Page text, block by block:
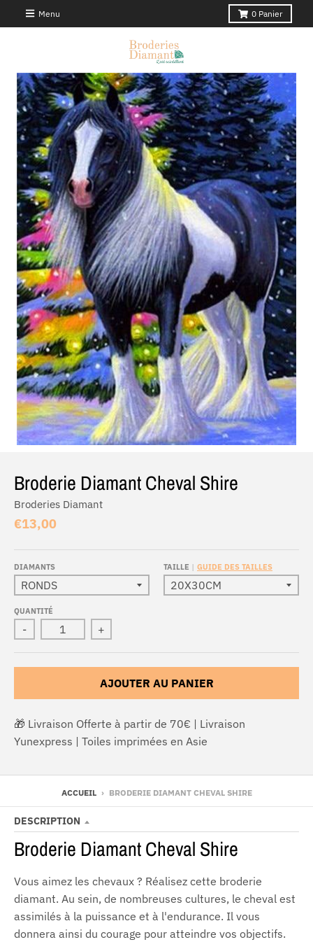
Menu 0 Panier
Broderie Diamant Cheval Shire
Broderies Diamant
€13,00
DIAMANTS TAILLE GUIDE DES TAILLES
QUANTITÉ
- +
AJOUTER AU PANIER
🎁 Livraison Offerte à partir de 70€ | Livraison
Yunexpress | Toiles imprimées en Asie
ACCUEIL › BRODERIE DIAMANT CHEVAL SHIRE
DESCRIPTION
Broderie Diamant Cheval Shire
Vous aimez les chevaux ? Réalisez cette broderie
diamant. Au sein, de nombreuses cultures, le cheval est
assimilés à la puissance et à l'endurance. Il vous
donnera ainsi du courage pour atteindre vos objectifs.